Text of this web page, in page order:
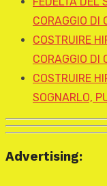
CORAGGIO DI
COSTRUIRE
CORAGGIO DI
COSTRUIRE
SOGNARLO,
Advertising: